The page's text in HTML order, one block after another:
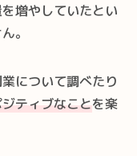
増やしていたとい
。
について調べたり
ティブなことを楽